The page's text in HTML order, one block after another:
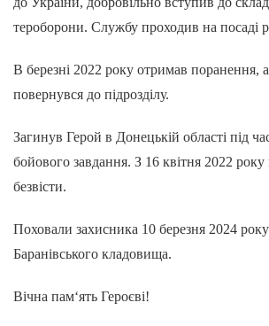
тероборони. Службу проходив на посаді
В березні 2022 року отримав поранення,
повернувся до підрозділу.
Загинув Герой в Донецькій області під
бойового завдання. З 16 квітня 2022
безвісти.
Поховали захисника 10 березня 2024
Баранівського кладовища.
Вічна пам‘ять Героєві!